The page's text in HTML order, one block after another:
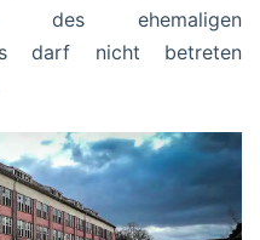
des ehemaligen
darf nicht betreten